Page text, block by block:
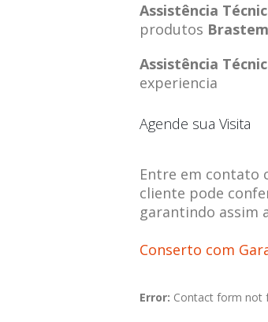
Assistência
produtos
Assistência
experiencia
Agende sua Visita
Entre em contato
cliente pode
garantindo assim
Conserto com
Error: Contact form not